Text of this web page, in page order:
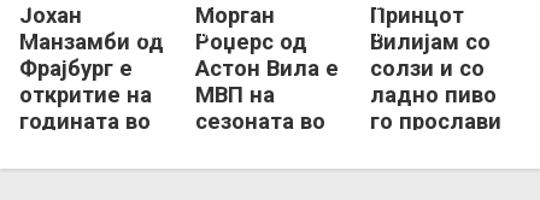
Јохан
Манзамби од
Фрајбург е
откритие на
годината во
Фрајбург
Морган
Роџерс од
Астон Вила е
МВП на
сезоната во
Фрајбург
Принцот
Вилијам со
солзи и со
ладно пиво
го прослави
Астон Вила
Фрајбург